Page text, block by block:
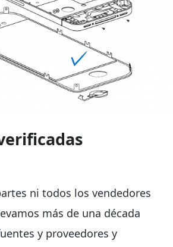
ni todos los vendedores
más de una década
y proveedores y